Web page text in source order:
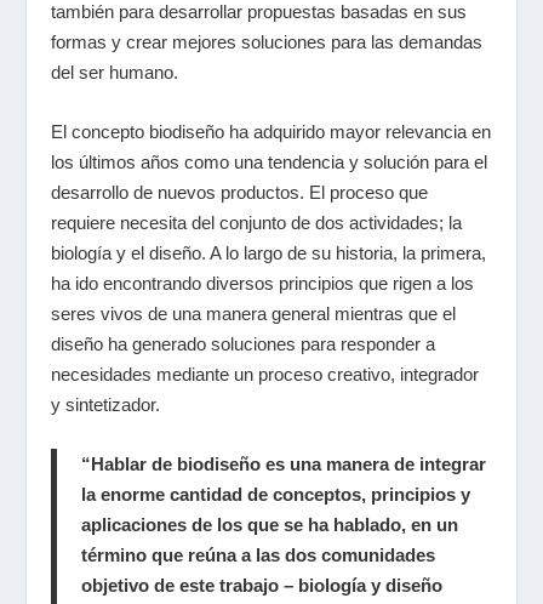
también para desarrollar propuestas basadas en sus
formas y crear mejores soluciones para las demandas
del ser humano.
El concepto biodiseño ha adquirido mayor relevancia en
los últimos años como una tendencia y solución para el
desarrollo de nuevos productos. El proceso que
requiere necesita del conjunto de dos actividades; la
biología y el diseño. A lo largo de su historia, la primera,
ha ido encontrando diversos principios que rigen a los
seres vivos de una manera general mientras que el
diseño ha generado soluciones para responder a
necesidades mediante un proceso creativo, integrador
y sintetizador.
“Hablar de biodiseño es una manera de integrar
la enorme cantidad de conceptos, principios y
aplicaciones de los que se ha hablado, en un
término que reúna a las dos comunidades
objetivo de este trabajo – biología y diseño